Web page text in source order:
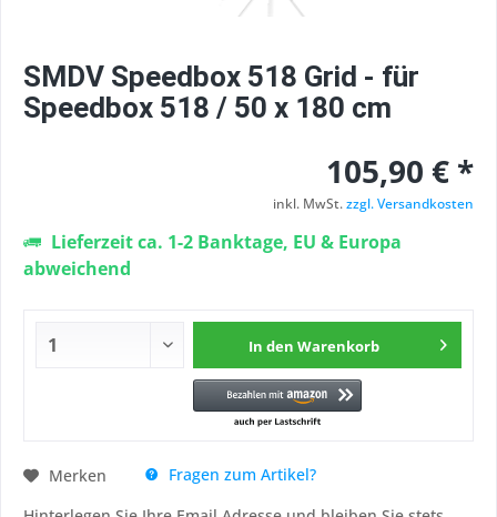
SMDV Speedbox 518 Grid - für
Speedbox 518 / 50 x 180 cm
105,90 € *
inkl. MwSt.zzgl. Versandkosten
Lieferzeit ca. 1-2 Banktage, EU & Europa
abweichend
In den Warenkorb
Merken
Fragen zum Artikel?